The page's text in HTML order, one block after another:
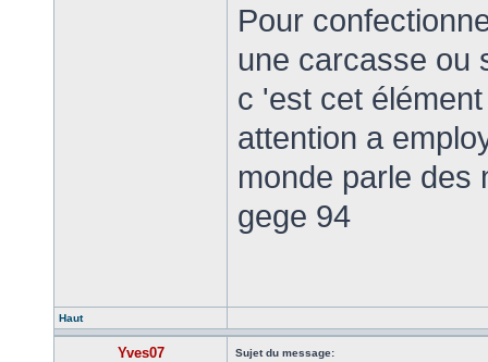
Pour
une carcasse ou
c 'est cet
attention a
monde parle des
gege 94
Haut
Yves07 Sujet du message: